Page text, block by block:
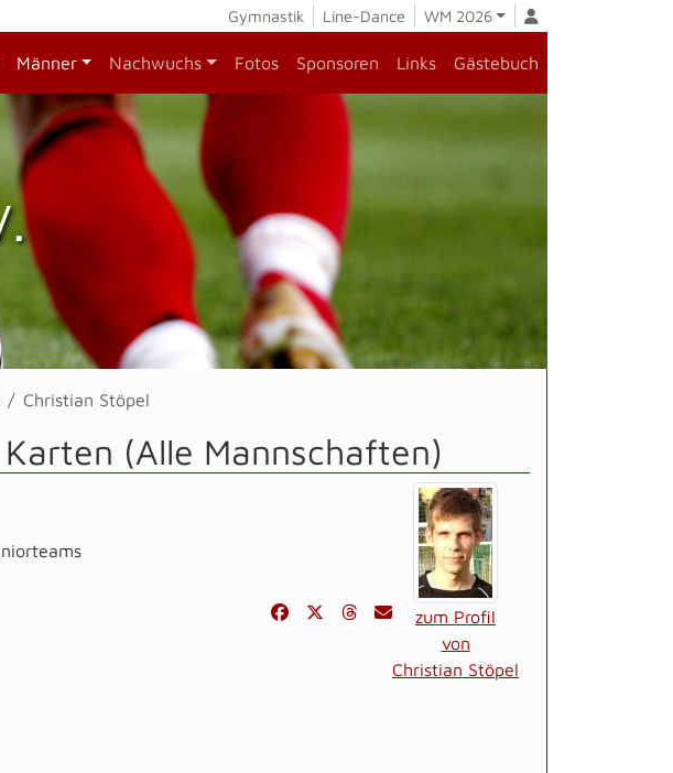
Gymnastik Line-Dance WM 2026
Männer Nachwuchs Fotos Sponsoren Links Gästebuch
Christian Stöpel
(Alle Mannschaften)
zum Profil
von
Christian Stöpel